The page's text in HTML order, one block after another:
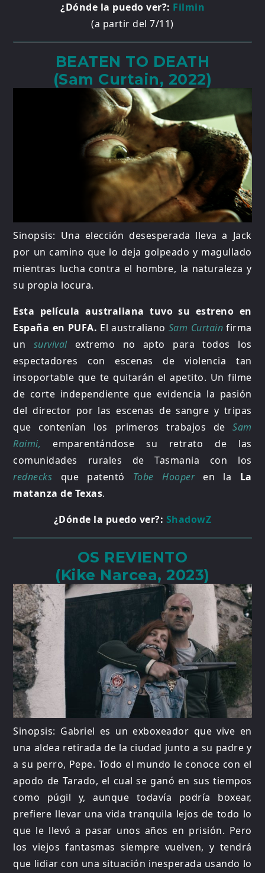
¿Dónde la puedo ver?: Filmin
(a partir del 7/11)
BEATEN TO DEATH
(Sam Curtain, 2022)
Sinopsis: Una elección desesperada lleva a Jack
por un camino que lo deja golpeado y magullado
mientras lucha contra el hombre, la naturaleza y
su propia locura.
Esta película australiana tuvo su estreno en
España en PUFA. El australiano Sam Curtain firma
un survivalextremo no apto para todos los
espectadores con escenas de violencia tan
insoportable que te quitarán el apetito. Un filme
de corte independiente que evidencia la pasión
del director por las escenas de sangre y tripas
que contenían los primeros trabajos deSam
Raimi, emparentándose su retrato de las
comunidades rurales de Tasmania con los
rednecks que patentó Tobe Hooperen la La
matanza de Texas.
¿Dónde la puedo ver?: ShadowZ
OS REVIENTO
(Kike Narcea, 2023)
Sinopsis: Gabriel es un exboxeador que vive en
una aldea retirada de la ciudad junto a su padre y
a su perro, Pepe. Todo el mundo le conoce con el
apodo de Tarado, el cual se ganó en sus tiempos
como púgil y, aunque todavía podría boxear,
prefiere llevar una vida tranquila lejos de todo lo
que le llevó a pasar unos años en prisión. Pero
los viejos fantasmas siempre vuelven, y tendrá
que lidiar con una situación inesperada usando lo